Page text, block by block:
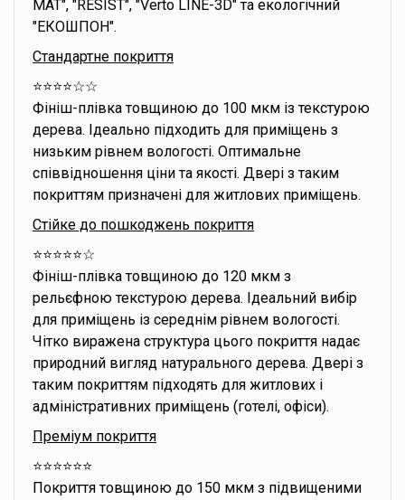
MAT", "RESIST", "Verto LINE-3D" та екологічний
"ЕКОШПОН".
Стандартне покриття
⭐️⭐️⭐️⭐️☆☆
Фініш-плівка товщиною до 100 мкм із текстурою
дерева. Ідеально підходить для приміщень з
низьким рівнем вологості. Оптимальне
співвідношення ціни та якості. Двері з таким
покриттям призначені для житлових приміщень.
Стійке до пошкоджень покриття
⭐️⭐️⭐️⭐️⭐️☆
Фініш-плівка товщиною до 120 мкм з
рельєфною текстурою дерева. Ідеальний вибір
для приміщень із середнім рівнем вологості.
Чітко виражена структура цього покриття надає
природний вигляд натурального дерева. Двері з
таким покриттям підходять для житлових і
адміністративних приміщень (готелі, офіси).
Преміум покриття
⭐️⭐️⭐️⭐️⭐️⭐️
Покриття товщиною до 150 мкм з підвищеними